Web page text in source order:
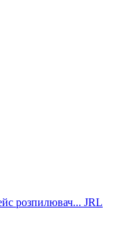
розпилювач... JRL